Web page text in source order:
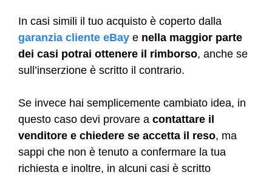
In casi simili il tuo acquisto è coperto dalla
garanzia cliente eBay e nella maggior parte
dei casi potrai ottenere il rimborso, anche se
sull’inserzione è scritto il contrario.
Se invece hai semplicemente cambiato idea, in
questo caso devi provare a contattare il
venditore e chiedere se accetta il reso, ma
sappi che non è tenuto a confermare la tua
richiesta e inoltre, in alcuni casi è scritto